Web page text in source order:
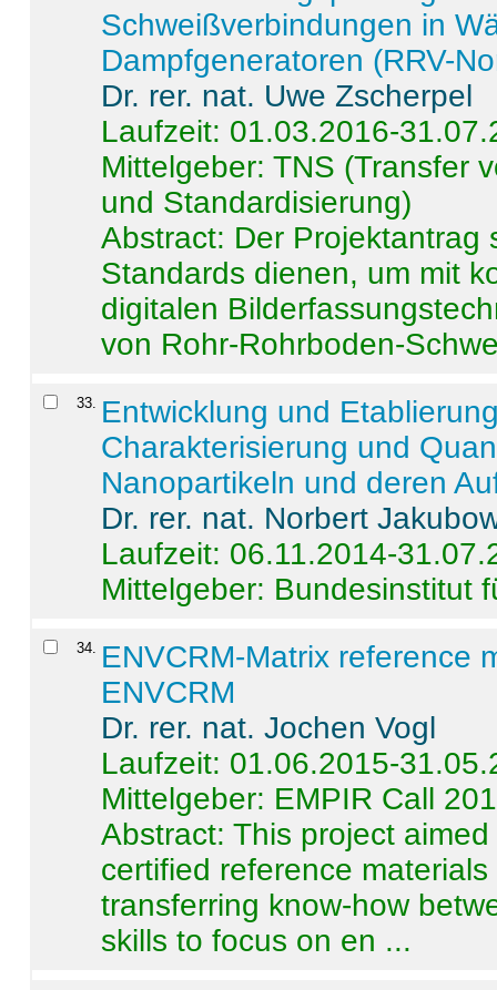
Schweißverbindungen in
Dampfgeneratoren (RRV-
Dr. rer. nat. Uwe Zscherpel
Laufzeit: 01.03.2016-
Mittelgeber: TNS (Transfer
und Standardisierung)
Abstract: Der Projektantrag
Standards dienen, um mit
digitalen
von Rohr-Rohrboden-
33. Entwicklung und
Charakterisierung und
Nanopartikeln und deren
Dr. rer. nat. Norbert
Laufzeit: 06.11.2014-
Mittelgeber: Bundesinstitut
34. ENVCRM-Matrix reference
ENVCRM
Dr. rer. nat. Jochen Vogl
Laufzeit: 01.06.2015-
Mittelgeber: EMPIR Call
Abstract:This project
certified reference
transferring know-how
skills to focus on en ...